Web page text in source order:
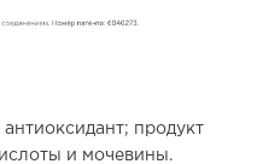
продукт
и мочевины.